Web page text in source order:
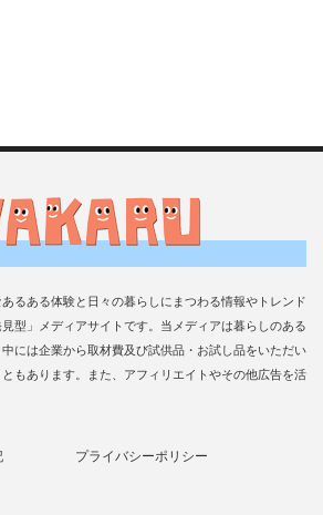
るある体験と日々の暮らしにまつわる情報やトレンド
型」メディアサイトです。当メディアは暮らしのある
には企業から取材費及び試供品・お試し品をいただい
もあります。また、アフィリエイトやその他広告を活
プライバシーポリシー